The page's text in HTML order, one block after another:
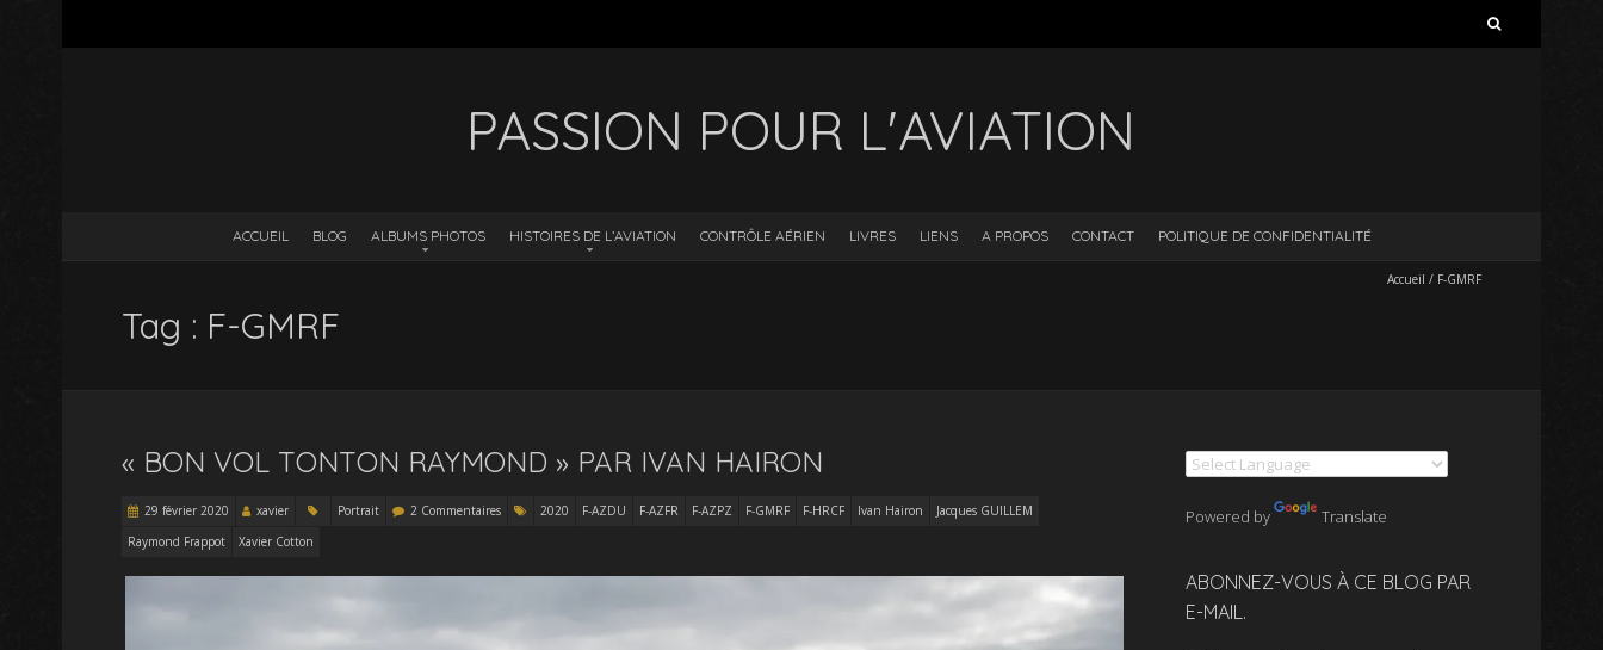
PASSION POUR L'AVIATION
ACCUEIL BLOG ALBUMS PHOTOS HISTOIRES DE L’AVIATION CONTRÔLE AÉRIEN LIVRES LIENS A PROPOS CONTACT POLITIQUE DE CONFIDENTIALITÉ
Accueil / F-GMRF
Tag : F-GMRF
« BON VOL TONTON RAYMOND » PAR IVAN HAIRON
29 février 2020 xavier Portrait 2 Commentaires 2020 F-AZDU F-AZFR F-AZPZ F-GMRF F-HRCF Ivan Hairon
Jacques GUILLEM
Raymond Frappot
Xavier Cotton
Powered by Translate
ABONNEZ-VOUS À CE BLOG PAR
E-MAIL.